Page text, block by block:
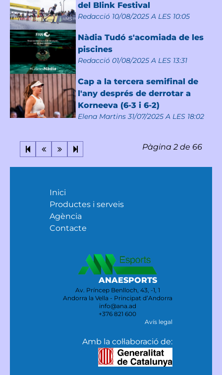
del Blink Festival
Redacció 10/08/2025 A LES 10:05
Nàdia Tudó s'acomiada de les
piscines
Redacció 01/08/2025 A LES 13:31
Cap a la tercera semifinal de
l'any després de derrotar a
Korneeva (6-3 i 6-2)
Elena Martins 31/07/2025 A LES 18:02
Pàgina 2 de 66
Inici
Productes i serveis
Agència
Contacte
ANAESPORTS
Av. Príncep Benlloch, 43, -1, 1
Andorra la Vella - Principat d’Andorra
info@ana.ad
+376 821 600
Avís legal
Amb la col·laboració de: